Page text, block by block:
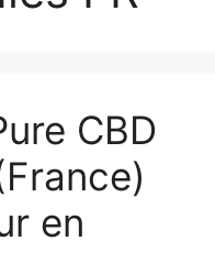
CBD
en